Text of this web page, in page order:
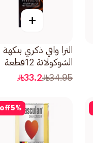
+
الترا واقي ذكري بنكهة
الشوكولاتة 12قطعة
34.95
33.2
5%
off